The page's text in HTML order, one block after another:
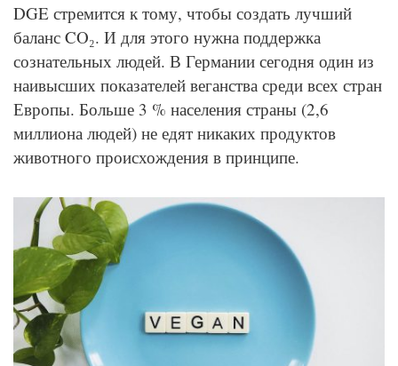
DGE стремится к тому, чтобы создать лучший
баланс CO₂. И для этого нужна поддержка
сознательных людей. В Германии сегодня один из
наивысших показателей веганства среди всех стран
Европы. Больше 3 % населения страны (2,6
миллиона людей) не едят никаких продуктов
животного происхождения в принципе.